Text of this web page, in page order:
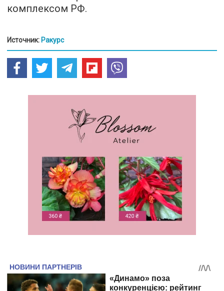
комплексом РФ.
Источник: Ракурс